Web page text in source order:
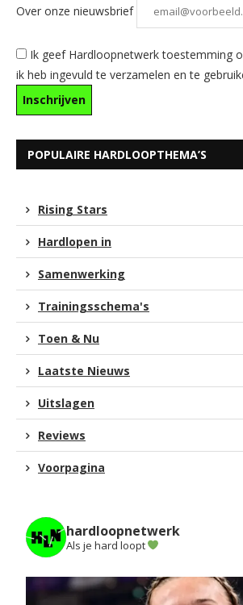
Over onze nieuwsbrief
Ik geef Hardloopnetwerk toestemming
ik heb ingevuld te verzamelen en te
POPULAIRE HARDLOOPTHEMA’S
Rising Stars
Hardlopen in
Samenwerking
Trainingsschema's
Toen & Nu
Laatste Nieuws
Uitslagen
Reviews
Voorpagina
hardloopnetwerk
Als je hard loopt